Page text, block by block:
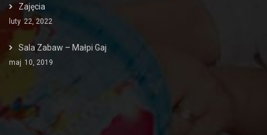
Zajęcia
luty 22, 2022
Sala Zabaw – Małpi Gaj
maj 10, 2019